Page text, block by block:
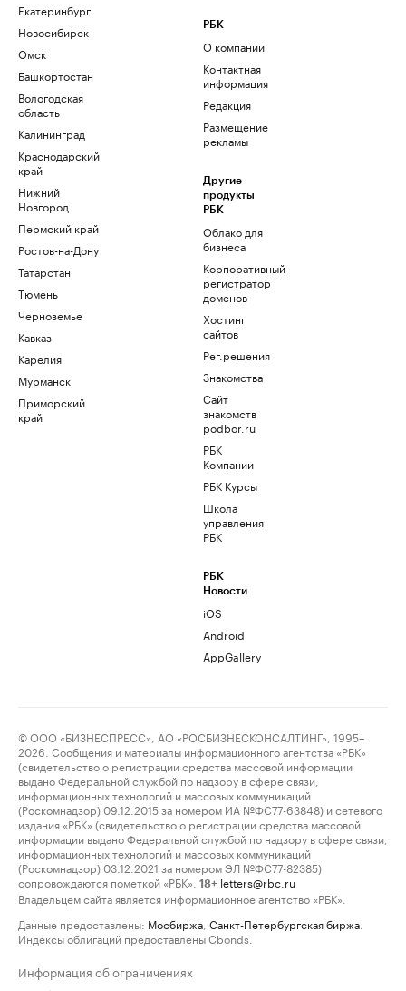
Екатеринбург
Новосибирск
Омск
Башкортостан
Вологодская
область
Калининград
Краснодарский
край
Нижний
Новгород
Пермский край
Ростов-на-Дону
Татарстан
Тюмень
Черноземье
Кавказ
Карелия
Мурманск
Приморский
край
РБК
О компании
Контактная
информация
Редакция
Размещение
рекламы
Другие
продукты
РБК
Облако для
бизнеса
Корпоративный
регистратор
доменов
Хостинг
сайтов
Рег.решения
Знакомства
Сайт
знакомств
podbor.ru
РБК
Компании
РБК Курсы
Школа
управления
РБК
РБК
Новости
iOS
Android
AppGallery
© ООО «БИЗНЕСПРЕСС», АО «РОСБИЗНЕСКОНСАЛТИНГ», 1995–
2026. Сообщения и материалы информационного агентства «РБК»
(свидетельство о регистрации средства массовой информации
выдано Федеральной службой по надзору в сфере связи,
информационных технологий и массовых коммуникаций
(Роскомнадзор) 09.12.2015 за номером ИА №ФС77-63848) и сетевого
издания «РБК» (свидетельство о регистрации средства массовой
информации выдано Федеральной службой по надзору в сфере связи,
информационных технологий и массовых коммуникаций
(Роскомнадзор) 03.12.2021 за номером ЭЛ №ФС77-82385)
сопровождаются пометкой «РБК».
18+ letters@rbc.ru
Владельцем сайта является информационное агентство «РБК».
Данные предоставлены: Мосбиржа Санкт-Петербургская биржа
Индексы облигаций предоставлены Cbonds.
Информация об ограничениях